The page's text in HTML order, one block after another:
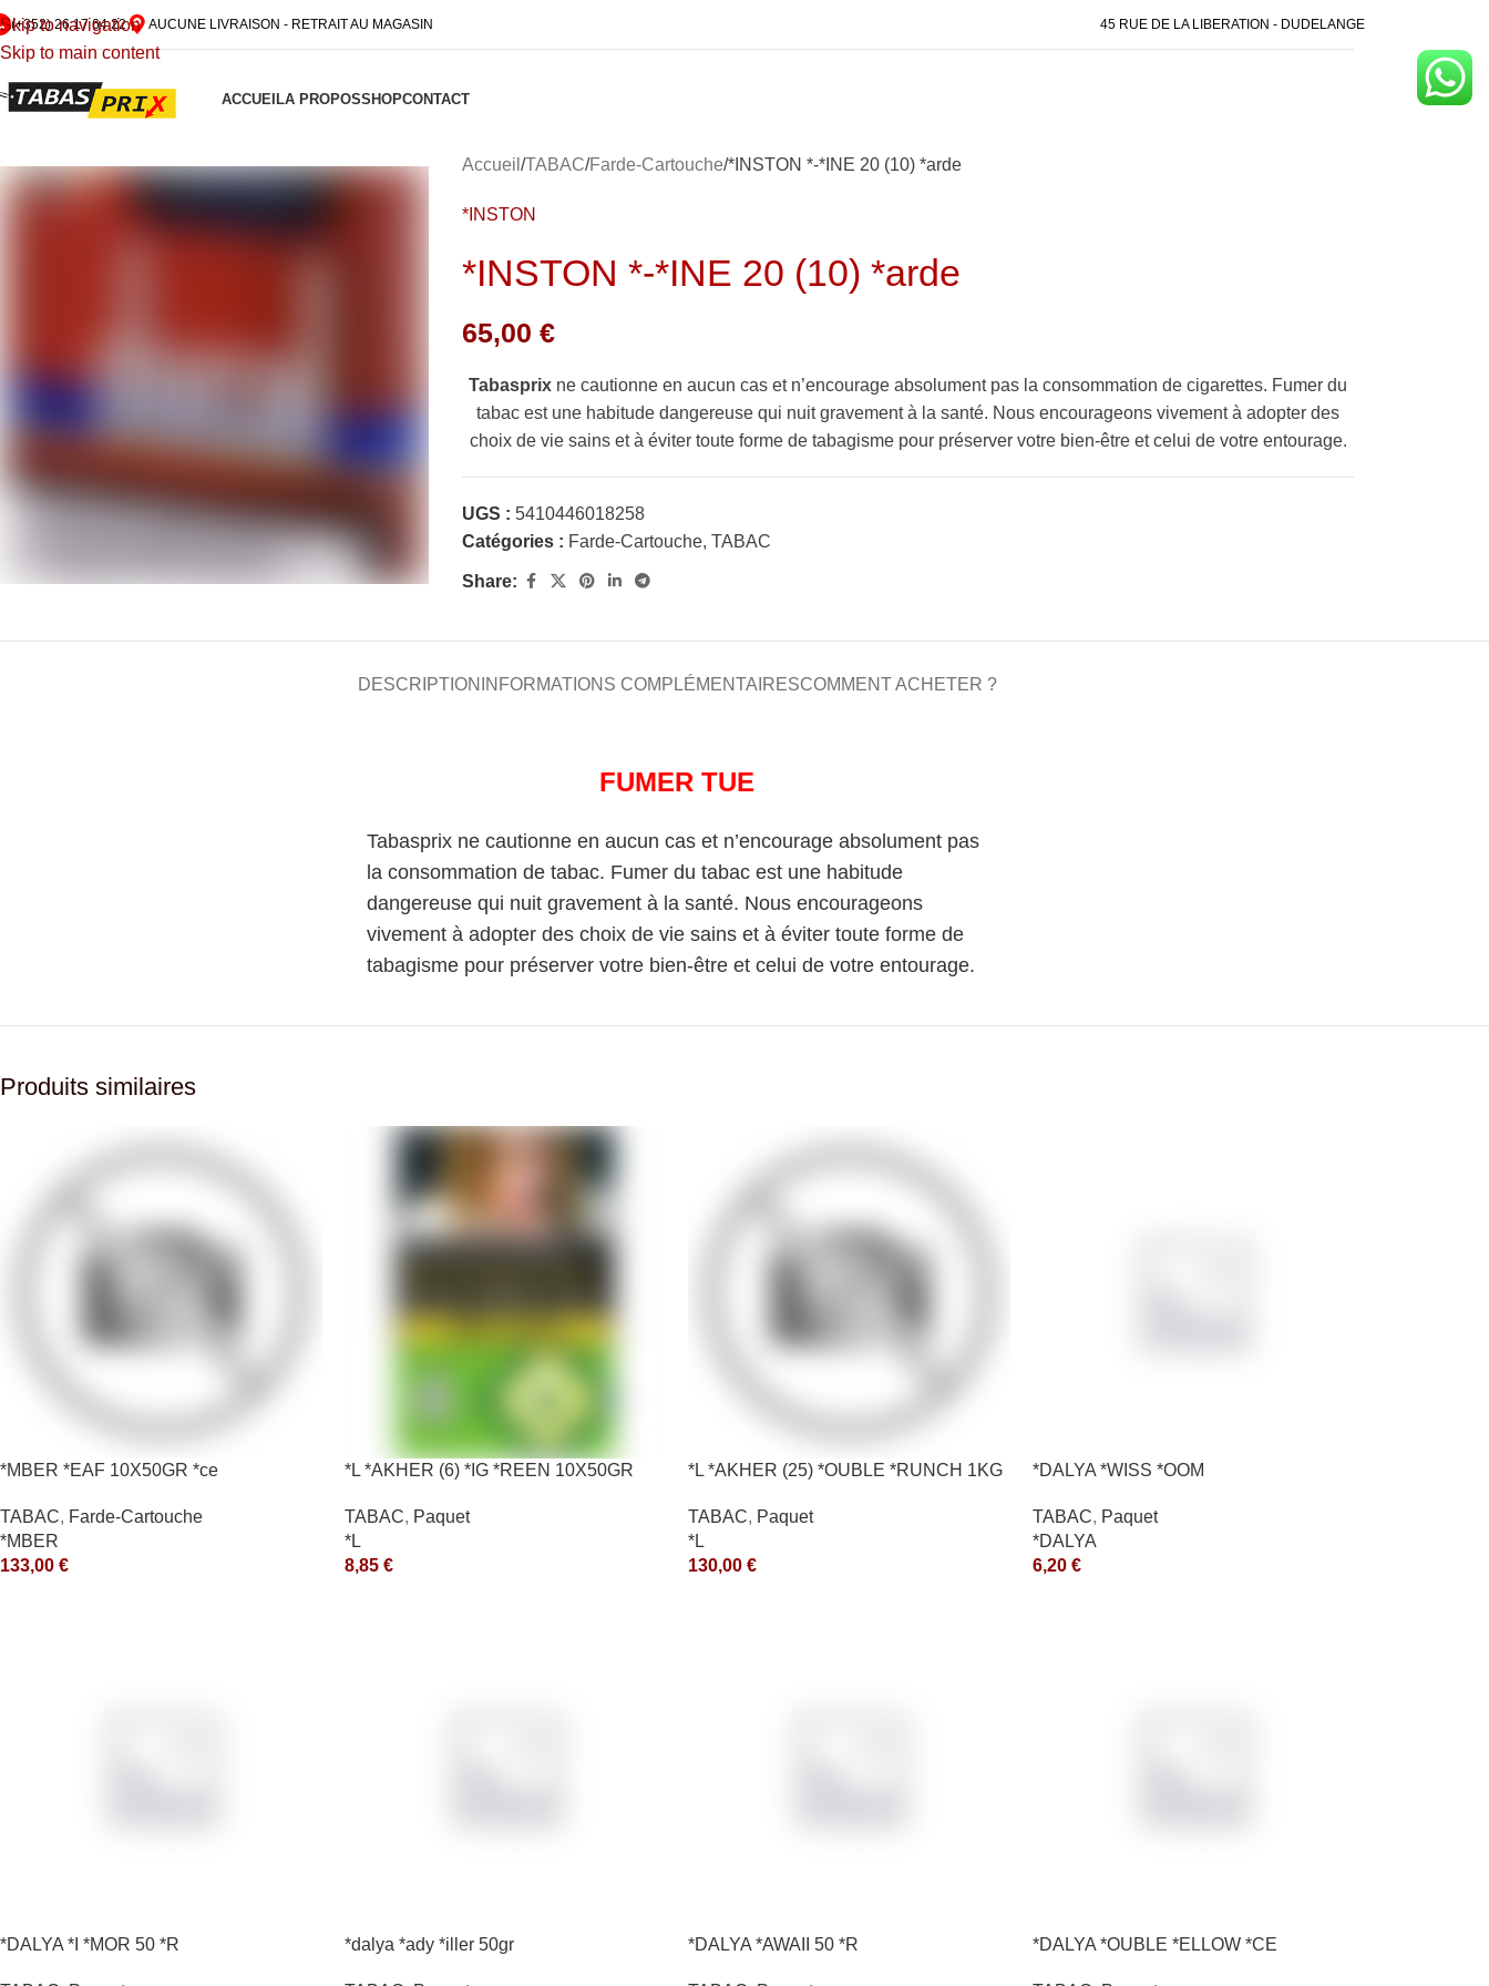
Skip to navigation
Skip to main content
(+352) 26 17 64 22 AUCUNE LIVRAISON - RETRAIT AU MAGASIN 45 RUE DE LA LIBERATION - DUDELANGE
ACCUEILA PROPOSSHOPCONTACT
Accueil TABAC Farde-Cartouche *INSTON *-*INE 20 (10) *arde
*INSTON
*INSTON *-*INE 20 (10) *arde
65,00€
Tabasprix ne cautionne en aucun cas et n’encourage absolument pas la consommation de cigarettes. Fumer du
tabac est une habitude dangereuse qui nuit gravement à la santé. Nous encourageons vivement à adopter des
choix de vie sains et à éviter toute forme de tabagisme pour préserver votre bien-être et celui de votre entourage.
UGS :5410446018258
Catégories : Farde-Cartouche, TABAC
Share:
DESCRIPTION INFORMATIONS COMPLÉMENTAIRESCOMMENT ACHETER ?
FUMER TUE
Tabasprix ne cautionne en aucun cas et n’encourage absolument pas
la consommation de tabac. Fumer du tabac est une habitude
dangereuse qui nuit gravement à la santé. Nous encourageons
vivement à adopter des choix de vie sains et à éviter toute forme de
tabagisme pour préserver votre bien-être et celui de votre entourage.
Produits similaires
*MBER *EAF 10X50GR *ce
TABAC, Farde-Cartouche
*MBER
133,00 €
*L *AKHER (6) *IG *REEN 10X50GR
TABAC, Paquet
*L
8,85 €
*L *AKHER (25) *OUBLE *RUNCH 1KG
TABAC, Paquet
*L
130,00 €
*DALYA *WISS *OOM
TABAC, Paquet
*DALYA
6,20 €
*DALYA *I *MOR 50 *R *dalya *ady *iller 50gr *DALYA *AWAII 50 *R *DALYA *OUBLE *ELLOW *CE